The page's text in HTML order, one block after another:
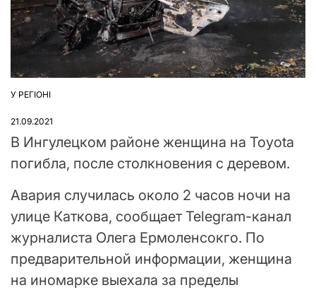
ОПУБЛІКУВАТИ
У РЕГІОНІ
21.09.2021
В Ингулецком районе женщина на Toyota
погибла, после столкновения с деревом.
Авария случилась около 2 часов ночи на
улице Каткова, сообщает Telegram-канал
журналиста Олега Ермоленсокго. По
предварительной информации, женщина
на иномарке выехала за пределы